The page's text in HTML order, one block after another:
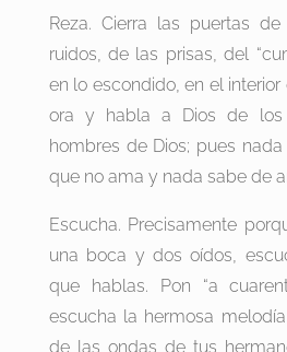
Reza. Cierra las puertas
ruidos, de las prisas, del
en lo escondido, en el
ora y habla a Dios de
hombres de Dios; pues
que no ama y nada sabe de
Escucha. Precisamente
una boca y dos oídos,
que hablas. Pon “a
escucha la hermosa
de las ondas de tus